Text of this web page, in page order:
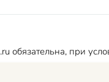
обязательна, при